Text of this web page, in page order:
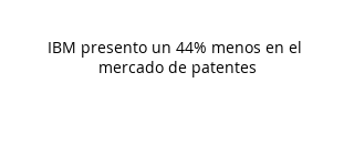
IBM presento un 44% menos en el
mercado de patentes